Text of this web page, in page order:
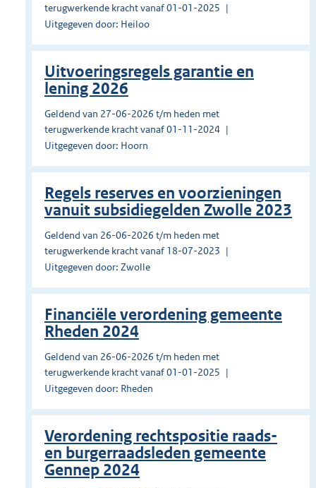
terugwerkende kracht vanaf 01-01-2025
Uitgegeven door: Heiloo
Uitvoeringsregels garantie en
lening 2026
Geldend van 27-06-2026 t/m heden met
terugwerkende kracht vanaf 01-11-2024
Uitgegeven door: Hoorn
Regels reserves en voorzieningen
vanuit subsidiegelden Zwolle 2023
Geldend van 26-06-2026 t/m heden met
terugwerkende kracht vanaf 18-07-2023
Uitgegeven door: Zwolle
Financiële verordening gemeente
Rheden 2024
Geldend van 26-06-2026 t/m heden met
terugwerkende kracht vanaf 01-01-2025
Uitgegeven door: Rheden
Verordening rechtspositie raads-
en burgerraadsleden gemeente
Gennep 2024